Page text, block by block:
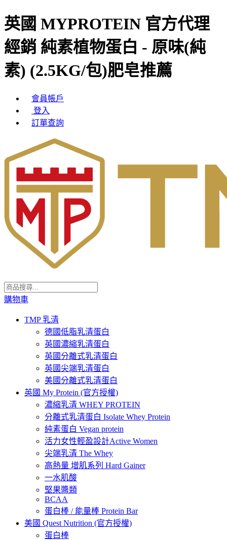
英國 MYPROTEIN 官方代理
經銷 純素植物蛋白 - 原味(純
素) (2.5KG/包)肥皂推薦
會員帳戶
登入
訂單查詢
購物車
TMP 乳清
德國低脂乳清蛋白
英國濃縮乳清蛋白
英國分離式乳清蛋白
英國尖端乳清蛋白
美國分離式乳清蛋白
英國 My Protein (官方授權)
濃縮乳清 WHEY PROTEIN
分離式乳清蛋白 Isolate Whey Protein
純素蛋白 Vegan protein
活力女性輕盈設計Active Women
尖端乳清 The Whey
高熱量 增肌系列 Hard Gainer
一水肌酸
堅果醬類
BCAA
蛋白棒 / 能量棒 Protein Bar
美國 Quest Nutrition (官方授權)
蛋白棒